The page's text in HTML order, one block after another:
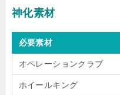
神化素材
必要素材
オペレーションクラブ
ホイールキング